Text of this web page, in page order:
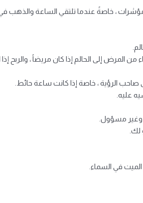
، خاصةً عندما تلتقي الساعة والذهب
إلى الحالم إذا كان مريضاً ، والربح إذا
الرؤية ، خاصة إذا كانت ساعة حائط.
عليه.
وغير مسؤول.
لك.
في السماء.